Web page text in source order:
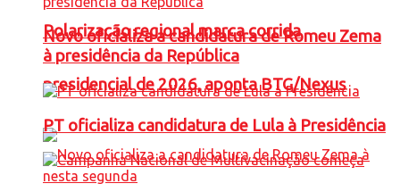
Polarização regional marca corrida
presidencial de 2026, aponta BTG/Nexus
Novo oficializa a candidatura de Romeu Zema
à presidência da República
PT oficializa candidatura de Lula à Presidência